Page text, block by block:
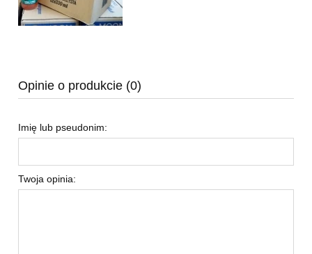
Opinie o produkcie (0)
Imię lub pseudonim:
Twoja opinia: